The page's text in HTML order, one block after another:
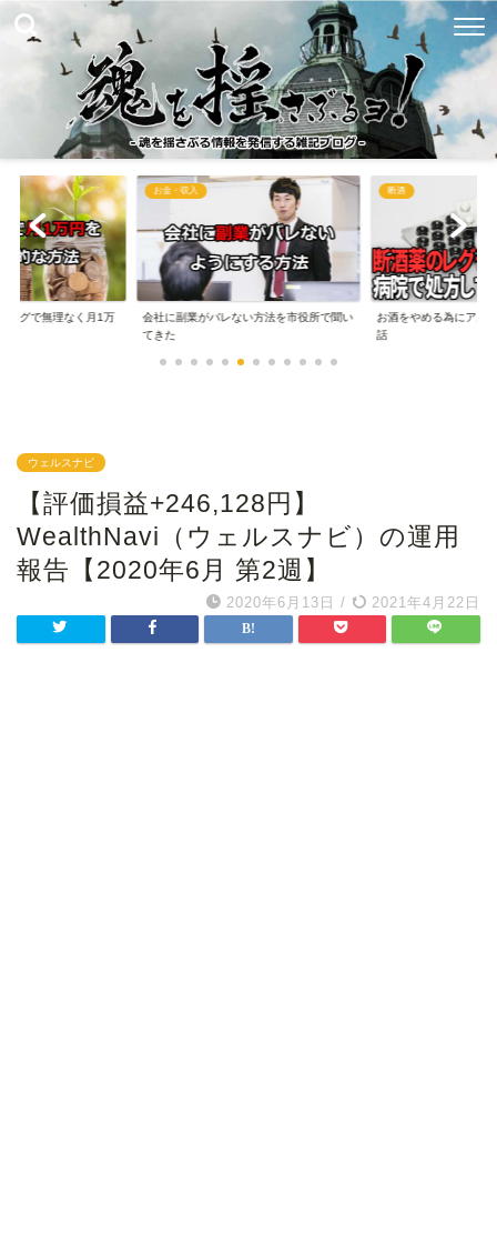
ログで無理なく月1万
お金・収入
会社に副業がバレない方法を市役所で聞い
てきた
断酒
お酒をやめる為にアル
話
ウェルスナビ
【評価損益+246,128円】
WealthNavi（ウェルスナビ）の運用
報告【2020年6月 第2週】
2020年6月13日 / 2021年4月22日